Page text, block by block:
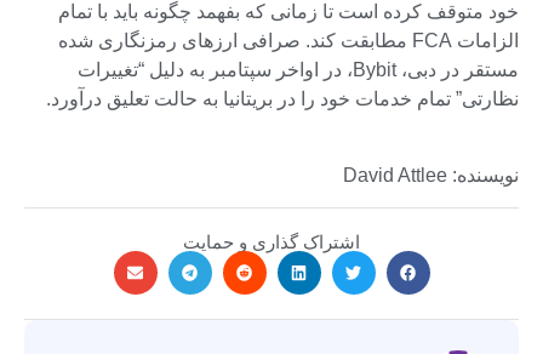
خود متوقف کرده است تا زمانی که بفهمد چگونه باید با تمام
الزامات FCA مطابقت کند. صرافی ارزهای رمزنگاری شده
مستقر در دبی، Bybit، در اواخر سپتامبر به دلیل “تغییرات
نظارتی” تمام خدمات خود را در بریتانیا به حالت تعلیق درآورد.
نویسنده: David Attlee
اشتراک گذاری و حمایت